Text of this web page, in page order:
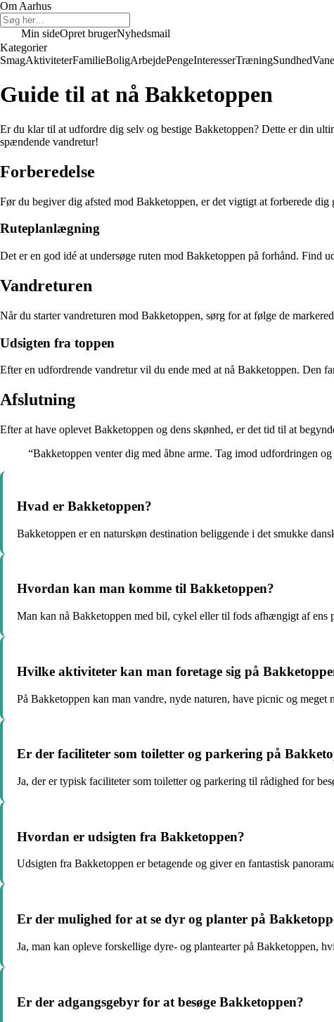
Om Aarhus
Min sideOpret brugerNyhedsmail
Kategorier
SmagAktiviteterFamilieBoligArbejdePengeInteresserTræningSundhed
Guide til at nå Bakketoppen
Er du klar til at udfordre dig selv og bestige Bakketoppen? Dette er din
spændende vandretur!
Forberedelse
Før du begiver dig afsted mod Bakketoppen, er det vigtigt at forberede
Ruteplanlægning
Det er en god idé at undersøge ruten mod Bakketoppen på forhånd. Find
Vandreturen
Når du starter vandreturen mod Bakketoppen, sørg for at følge de
Udsigten fra toppen
Efter en udfordrende vandretur vil du ende med at nå Bakketoppen. Den
Afslutning
Efter at have oplevet Bakketoppen og dens skønhed, er det tid til at
“Bakketoppen venter dig med åbne arme. Tag imod udfordringen
Hvad er Bakketoppen?
Bakketoppen er en naturskøn destination beliggende i det smukke
Hvordan kan man komme til Bakketoppen?
Man kan nå Bakketoppen med bil, cykel eller til fods afhængigt af ens
Hvilke aktiviteter kan man foretage sig på
På Bakketoppen kan man vandre, nyde naturen, have picnic og meget
Er der faciliteter som toiletter og parkering på
Ja, der er typisk faciliteter som toiletter og parkering til rådighed for
Hvordan er udsigten fra Bakketoppen?
Udsigten fra Bakketoppen er betagende og giver en fantastisk
Er der mulighed for at se dyr og planter på
Ja, man kan opleve forskellige dyre- og plantearter på Bakketoppen,
Er der adgangsgebyr for at besøge Bakketoppen?